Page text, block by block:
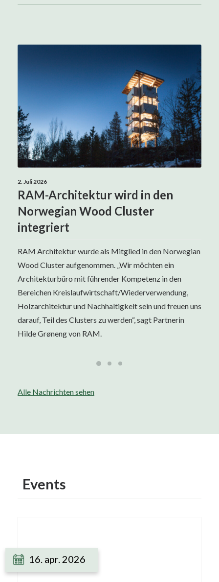
2. Juli 2026
RAM-Architektur wird in den
Norwegian Wood Cluster
integriert
RAM Architektur wurde als Mitglied in den Norwegian
Wood Cluster aufgenommen. „Wir möchten ein
Architekturbüro mit führender Kompetenz in den
Bereichen Kreislaufwirtschaft/Wiederverwendung,
Holzarchitektur und Nachhaltigkeit sein und freuen uns
darauf, Teil des Clusters zu werden“, sagt Partnerin
Hilde Grøneng von RAM.
Alle Nachrichten sehen
Events
16. apr. 2026